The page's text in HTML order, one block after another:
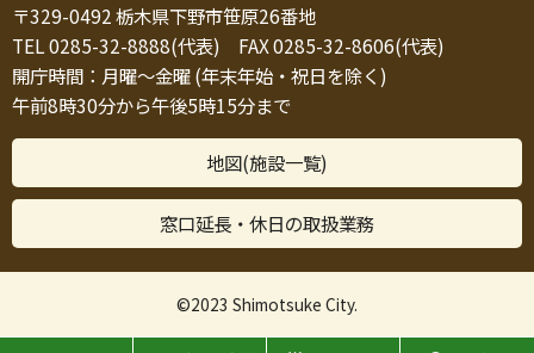
〒329-0492 栃木県下野市笹原26番地
TEL 0285-32-8888(代表) FAX 0285-32-8606(代表)
開庁時間：月曜～金曜 (年末年始・祝日を除く)
午前8時30分から午後5時15分まで
地図(施設一覧)
窓口延長・休日の取扱業務
©2023 Shimotsuke City.